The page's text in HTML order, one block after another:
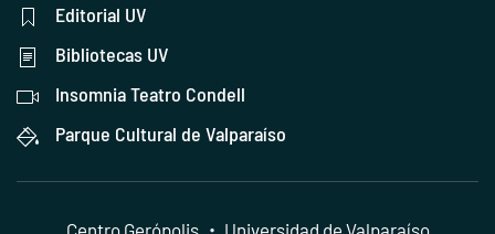
Editorial UV
Bibliotecas UV
Insomnia Teatro Condell
Parque Cultural de Valparaíso
Centro Gerópolis ・ Universidad de Valparaíso